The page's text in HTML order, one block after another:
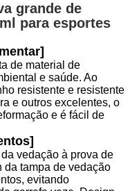
grande de
para esportes
de material de
e saúde. Ao
resistente e resistente
e outros excelentes, o
e é fácil de
vedação à prova de
da tampa de vedação
evitando